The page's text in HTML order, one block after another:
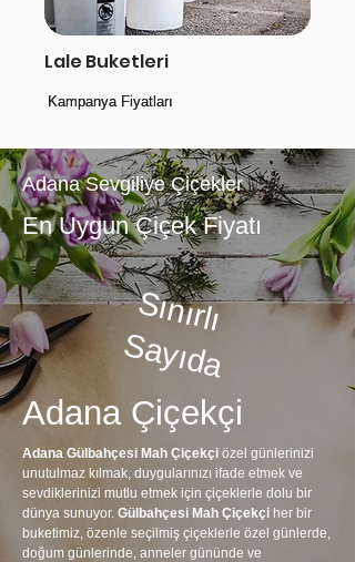
Lale Buketleri
Kampanya Fiyatları
Kampanya Fiyatları
Adana Sevgiliye Çiçekler
En Uygun Çiçek Fiyatı
Sınırlı
Sayıda
Adana Çiçekçi
Adana Gülbahçesi Mah Çiçekçi özel günlerinizi
unutulmaz kılmak, duygularınızı ifade etmek ve
sevdiklerinizi mutlu etmek için çiçeklerle dolu bir
dünya sunuyor. Gülbahçesi Mah Çiçekçi her bir
buketimiz, özenle seçilmiş çiçeklerle özel günlerde,
doğum günlerinde, anneler gününde ve